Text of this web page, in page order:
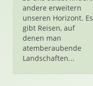
andere erweitern
unseren Horizont. Es
gibt Reisen, auf
denen man
atemberaubende
Landschaften...